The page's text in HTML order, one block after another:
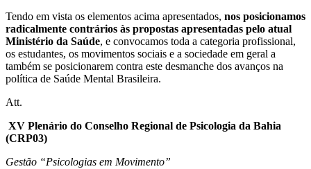
Tendo em vista os elementos acima apresentados, nos posicionamos
radicalmente contrários às propostas apresentadas pelo atual
Ministério da Saúde, e convocamos toda a categoria profissional,
os estudantes, os movimentos sociais e a sociedade em geral a
também se posicionarem contra este desmanche dos avanços na
política de Saúde Mental Brasileira.
Att.
XV Plenário do Conselho Regional de Psicologia da Bahia
(CRP03)
Gestão “Psicologias em Movimento”